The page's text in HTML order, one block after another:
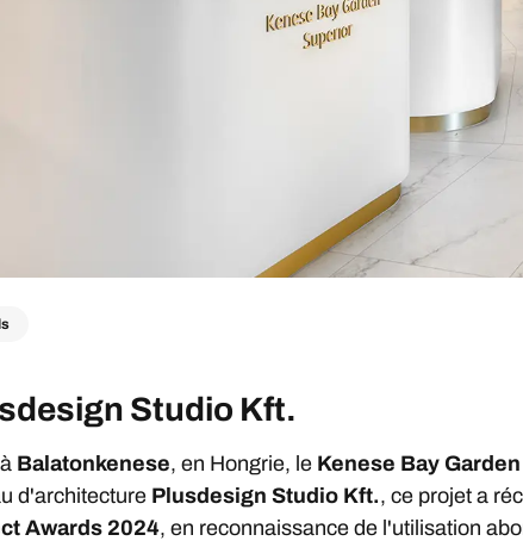
Studio Kft.
Balatonkenese, en Hongrie, le Kenese Bay Garden
d'architecture Plusdesign Studio Kft., ce projet a
Awards 2024, en reconnaissance de l'utilisation